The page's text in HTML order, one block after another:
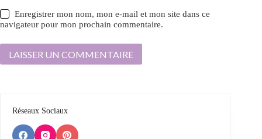
Enregistrer mon nom, mon e-mail et mon site dans ce
navigateur pour mon prochain commentaire.
LAISSER UN COMMENTAIRE
Réseaux Sociaux